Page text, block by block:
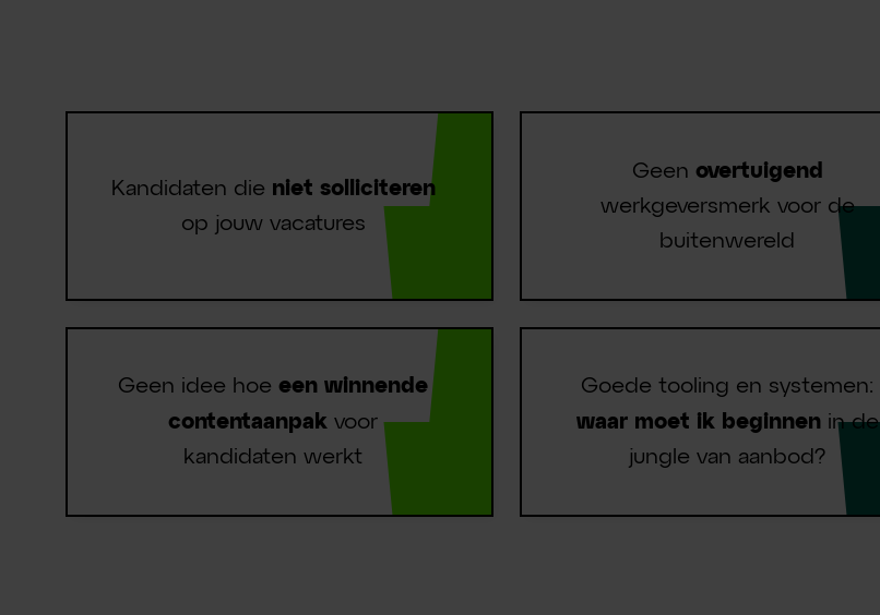
Kandidaten die niet solliciteren
op jouw vacatures
Geen overtuigend
werkgeversmerk voor de
buitenwereld
Geen idee hoe een winnende
contentaanpak voor
kandidaten werkt
Goede tooling en systemen:
waar moet ik beginnenin de
jungle van aanbod?